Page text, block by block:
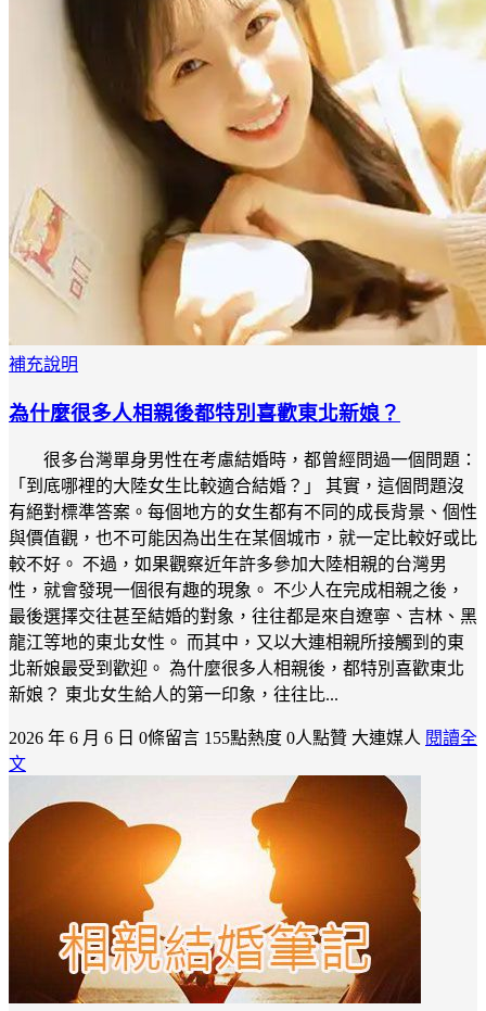
補充說明
為什麼很多人相親後都特別喜歡東北新娘？
很多台灣單身男性在考慮結婚時，都曾經問過一個問題：
「到底哪裡的大陸女生比較適合結婚？」 其實，這個問題沒
有絕對標準答案。每個地方的女生都有不同的成長背景、個性
與價值觀，也不可能因為出生在某個城市，就一定比較好或比
較不好。 不過，如果觀察近年許多參加大陸相親的台灣男
性，就會發現一個很有趣的現象。 不少人在完成相親之後，
最後選擇交往甚至結婚的對象，往往都是來自遼寧、吉林、黑
龍江等地的東北女性。 而其中，又以大連相親所接觸到的東
北新娘最受到歡迎。 為什麼很多人相親後，都特別喜歡東北
新娘？ 東北女生給人的第一印象，往往比...
2026 年 6 月 6 日 0條留言 155點熱度 0人點贊 大連媒人 閱讀全
文